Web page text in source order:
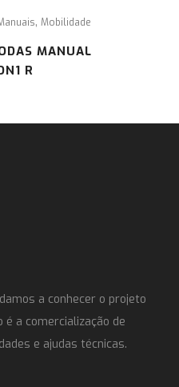
, Mobilidade
MANUAL
R
a conhecer o projeto
é a comercialização de
e ajudas técnicas.